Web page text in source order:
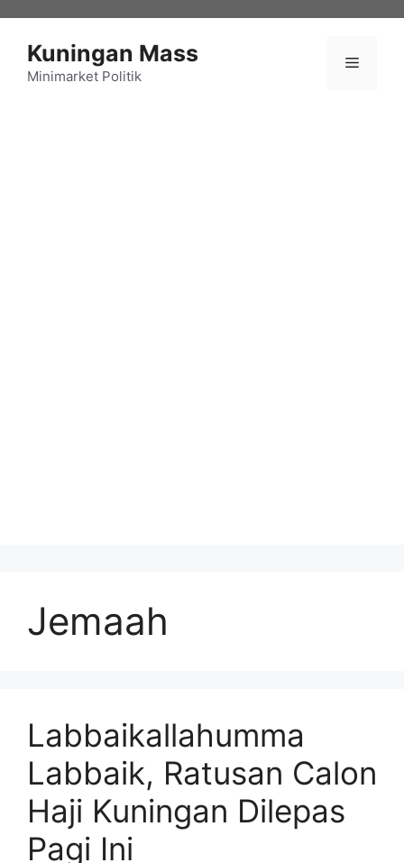
Kuningan Mass
Minimarket Politik
Menu
Jemaah
Labbaikallahumma
Labbaik, Ratusan Calon
Haji Kuningan Dilepas
Pagi Ini